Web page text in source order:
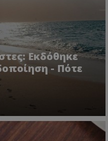
Εκδόθηκε
- Πότε